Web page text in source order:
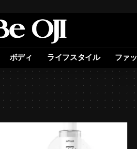
ボディ ライフスタイル ファ